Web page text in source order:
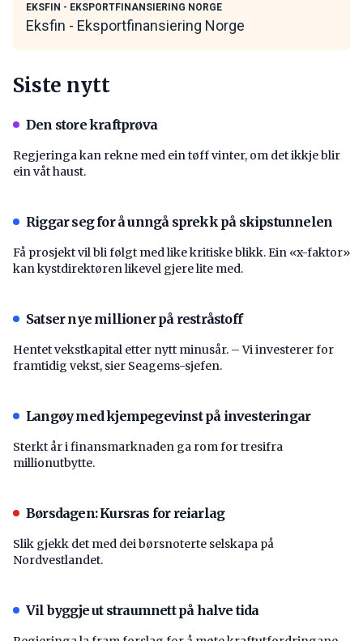
EKSFIN - EKSPORTFINANSIERING NORGE
Eksfin - Eksportfinansiering Norge
Siste nytt
Den store kraftprøva
Regjeringa kan rekne med ein tøff vinter, om det ikkje blir
ein våt haust.
Riggar seg for å unngå sprekk på skipstunnelen
Få prosjekt vil bli følgt med like kritiske blikk. Ein «x-faktor»
kan kystdirektøren likevel gjere lite med.
Satser nye millioner på restråstoff
Hentet vekstkapital etter nytt minusår. – Vi investerer for
framtidig vekst, sier Seagems-sjefen.
Langøy med kjempegevinst på investeringar
Sterkt år i finansmarknaden ga rom for tresifra
millionutbytte.
Børsdagen: Kursras for reiarlag
Slik gjekk det med dei børsnoterte selskapa på
Nordvestlandet.
Vil byggje ut straumnett på halve tida